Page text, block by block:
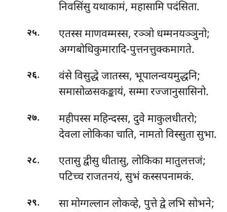
निवसिंसु यथाकामं, महासामि पदंसिता.
२५.
एतस्स माणवम्मस्स, रञ्ञो धम्मनयञ्ञुनो;
अग्गबोधिकुमारादि-पुत्तनत्तुक्कमागते.
२६.
वंसे विसुद्धे जातस्स, भूपालन्वयमुद्धनि;
समासोळसकङ्कायं, सम्मा रज्जानुसासिनो.
२७.
महीपस्स महिन्दस्स, दुवे माकुलधीतरो;
देवला लोकिका चाति, नामतो विस्सुता सुभा.
२८.
एतासु द्वीसु धीतासु, लोकिका मातुलत्तजं;
पटिच्च राजतनयं, सुभं कस्सपनामकं.
२९.
सा मोग्गल्लान लोकव्हे, पुत्ते द्वे लभि सोभने;